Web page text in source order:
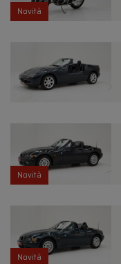
Novità
Novità
Novità